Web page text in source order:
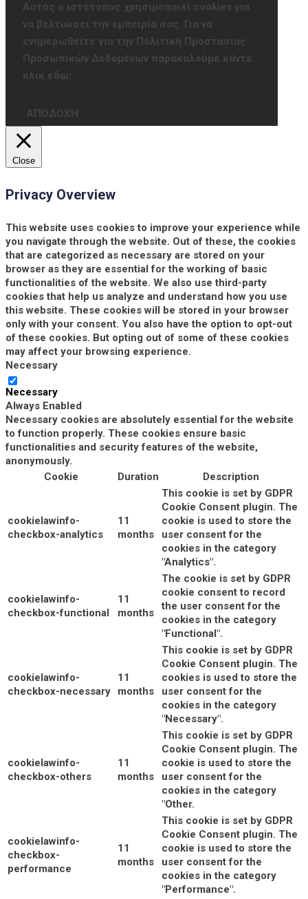
Αυτός ο ιστότοπος χρησιμοποιεί cookies για
να βελτιώσει την εμπειρία σας. Για να
ενημερωθείτε για την Πολιτική Προστασίας
Προσωπικών Δεδομένων παρακαλούμε κάντε
κλικ εδώ:
ΑΠΟΔΟΧΗ
Close
Privacy Overview
This website uses cookies to improve your experience while
you navigate through the website. Out of these, the cookies
that are categorized as necessary are stored on your
browser as they are essential for the working of basic
functionalities of the website. We also use third-party
cookies that help us analyze and understand how you use
this website. These cookies will be stored in your browser
only with your consent. You also have the option to opt-out
of these cookies. But opting out of some of these cookies
may affect your browsing experience.
Necessary
Necessary
Always Enabled
Necessary cookies are absolutely essential for the website
to function properly. These cookies ensure basic
functionalities and security features of the website,
anonymously.
Cookie
Duration Description
cookielawinfo-
checkbox-analytics
11
months
This cookie is set by GDPR
Cookie Consent plugin. The
cookie is used to store the
user consent for the
cookies in the category
"Analytics".
cookielawinfo-
checkbox-functional
11
months
The cookie is set by GDPR
cookie consent to record
the user consent for the
cookies in the category
"Functional".
cookielawinfo-
checkbox-necessary
11
months
This cookie is set by GDPR
Cookie Consent plugin. The
cookies is used to store the
user consent for the
cookies in the category
"Necessary".
cookielawinfo-
checkbox-others
11
months
This cookie is set by GDPR
Cookie Consent plugin. The
cookie is used to store the
user consent for the
cookies in the category
"Other.
cookielawinfo-
checkbox-
performance
11
months
This cookie is set by GDPR
Cookie Consent plugin. The
cookie is used to store the
user consent for the
cookies in the category
"Performance".